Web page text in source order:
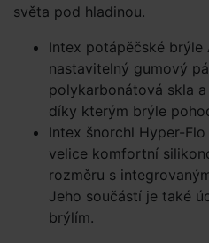
světa pod hladinou.
Intex potápěčské brýle
nastavitelný gumový
polykarbonátová skla
díky kterým brýle
Intex šnorchl Hyper-
velice komfortní
rozměru s
Jeho součástí je také
brýlím.